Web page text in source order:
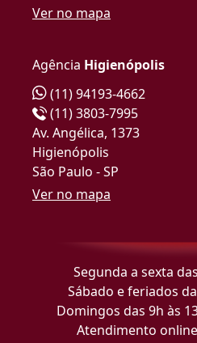
Ver no mapa
Agência Higienópolis
(11) 94193-4662
(11) 3803-7995
Av. Angélica, 1373
Higienópolis
São Paulo - SP
Ver no mapa
Segunda a sexta
Sábado e feriados
Domingos das 9h às
Atendimento